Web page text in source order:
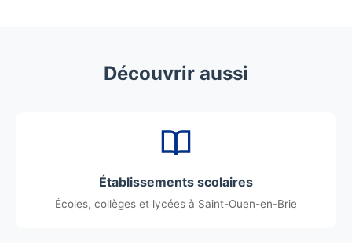
Découvrir aussi
Établissements scolaires
Écoles, collèges et lycées à Saint-Ouen-en-Brie